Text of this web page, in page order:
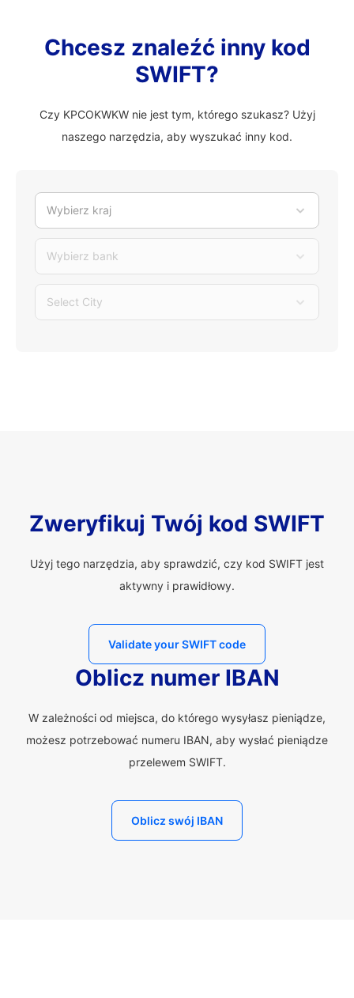
Chcesz znaleźć inny kod
SWIFT?
Czy KPCOKWKW nie jest tym, którego szukasz? Użyj
naszego narzędzia, aby wyszukać inny kod.
Wybierz kraj
Wybierz bank
Select City
Zweryfikuj Twój kod SWIFT
Użyj tego narzędzia, aby sprawdzić, czy kod SWIFT jest
aktywny i prawidłowy.
Validate your SWIFT code
Oblicz numer IBAN
W zależności od miejsca, do którego wysyłasz pieniądze,
możesz potrzebować numeru IBAN, aby wysłać pieniądze
przelewem SWIFT.
Oblicz swój IBAN